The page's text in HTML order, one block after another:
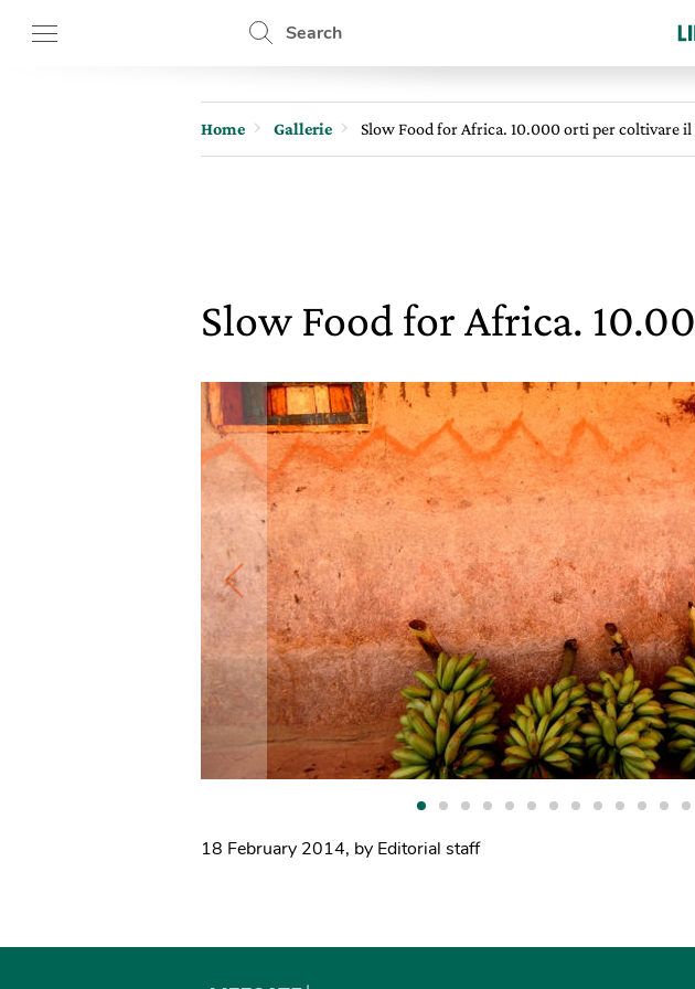
Search
Home Gallerie Slow Food for Africa. 10.000 orti per coltivare
Slow Food for Africa.
18 February 2014, by Editorial staff